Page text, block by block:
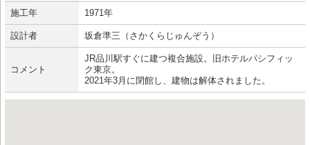
施工年 1971年
設計者 坂倉準三（さかくらじゅんぞう）
コメント
JR品川駅すぐに建つ複合施設。旧ホテルパシフィッ
ク東京。
2021年3月に閉館し、建物は解体されました。